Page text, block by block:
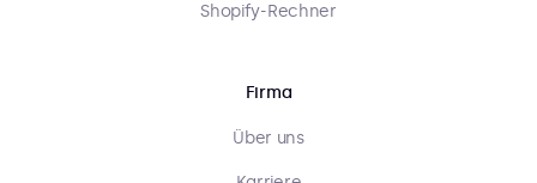
Shopify-Rechner
Firma
Über uns